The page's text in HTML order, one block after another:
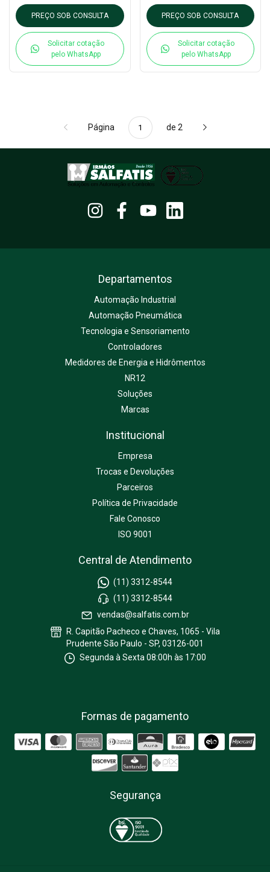
B DELTA - AS CLP EXTN
PREÇO SOB CONSULTA
Solicitar cotação
pelo WhatsApp
A DELTA - AS CLP EXTN
PREÇO SOB CONSULTA
Solicitar cotação
pelo WhatsApp
Página de 2
Departamentos
Automação Industrial
Automação Pneumática
Tecnologia e Sensoriamento
Controladores
Medidores de Energia e Hidrômentos
NR12
Soluções
Marcas
Institucional
Empresa
Trocas e Devoluções
Parceiros
Política de Privacidade
Fale Conosco
ISO 9001
Central de Atendimento
(11) 3312-8544
(11) 3312-8544
vendas@salfatis.com.br
R. Capitão Pacheco e Chaves, 1065 - Vila
Prudente São Paulo - SP, 03126-001
Segunda à Sexta 08:00h às 17:00
Formas de pagamento
Segurança